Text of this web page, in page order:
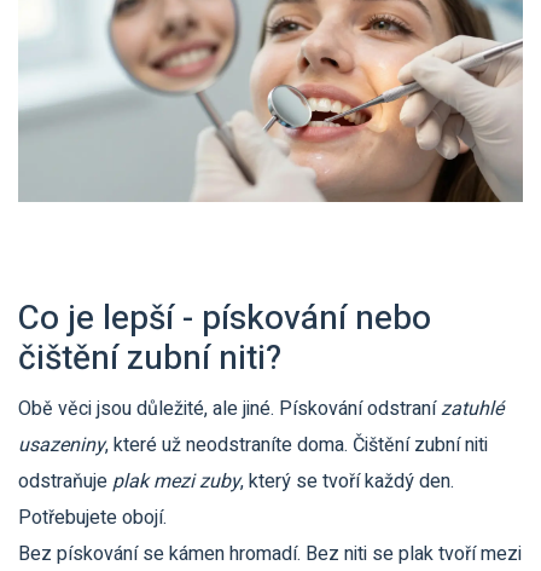
Co je lepší - pískování nebo
čištění zubní niti?
Obě věci jsou důležité, ale jiné. Pískování odstranízatuhlé
usazeniny, které už neodstraníte doma. Čištění zubní niti
odstraňujeplak mezi zuby, který se tvoří každý den.
Potřebujete obojí.
Bez pískování se kámen hromadí. Bez niti se plak tvoří mezi